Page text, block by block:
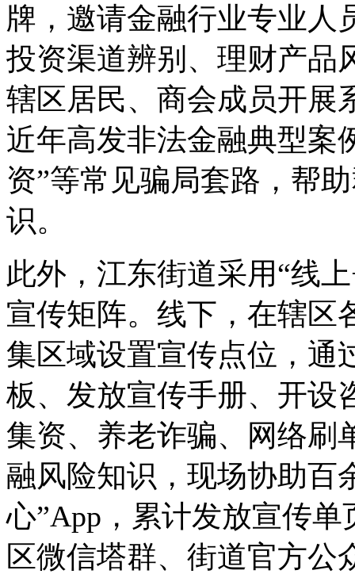
牌，邀请金融行业专业人
投资渠道辨别、理财产品
辖区居民、商会成员开展
近年高发非法金融典型案
资”等常见骗局套路，帮
识。
此外，江东街道采用“线
宣传矩阵。线下，在辖区
集区域设置宣传点位，通
板、发放宣传手册、开设
集资、养老诈骗、网络刷
融风险知识，现场协助百
心”App，累计发放宣传
区微信塔群、街道官方公